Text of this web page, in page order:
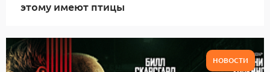
этому имеют птицы
НОВОСТИ